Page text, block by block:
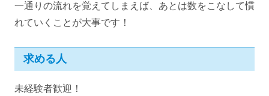
一通りの流れを覚えてしまえば、あとは数をこなして慣
れていくことが大事です！
求める人
未経験者歓迎！